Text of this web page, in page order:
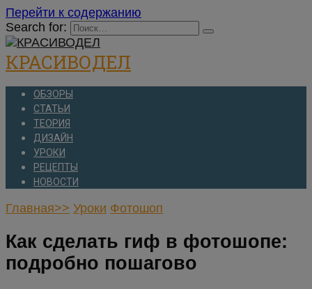
Перейти к содержанию
Search for:
КРАСИВОДЕЛ
ОБЗОРЫ
СТАТЬИ
ТЕОРИЯ
ДИЗАЙН
УРОКИ
РЕЦЕПТЫ
НОВОСТИ
Главная>> Уроки Фотошоп
Как сделать гиф в фотошопе:
подробно пошагово